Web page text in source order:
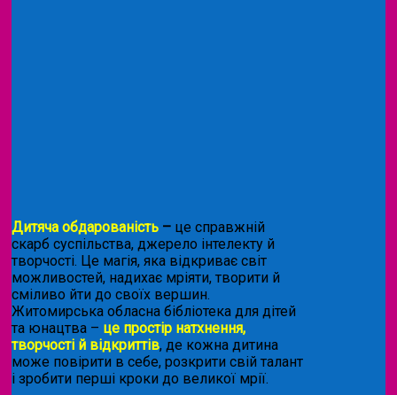
Дитяча обдарованість – це справжній
скарб суспільства, джерело інтелекту й
творчості. Це магія, яка відкриває світ
можливостей, надихає мріяти, творити й
сміливо йти до своїх вершин.
Житомирська обласна бібліотека для дітей
та юнацтва – це простір натхнення,
творчості й відкриттів, де кожна дитина
може повірити в себе, розкрити свій талант
і зробити перші кроки до великої мрії.